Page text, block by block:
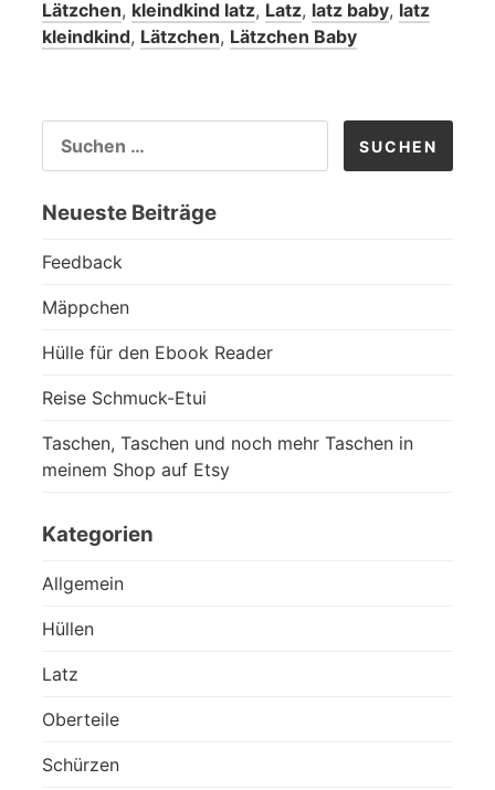
Lätzchen, kleindkind latz, Latz, latz baby, latz
kleindkind, Lätzchen, Lätzchen Baby
NACH:
Neueste Beiträge
Feedback
Mäppchen
Hülle für den Ebook Reader
Reise Schmuck-Etui
Taschen, Taschen und noch mehr Taschen in
meinem Shop auf Etsy
Kategorien
Allgemein
Hüllen
Latz
Oberteile
Schürzen